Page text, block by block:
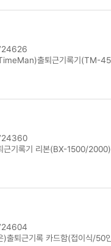
출퇴근기록기(TM-
근기록기 리본(BX-1500/2000)
)출퇴근기록 카드함(접이식/50